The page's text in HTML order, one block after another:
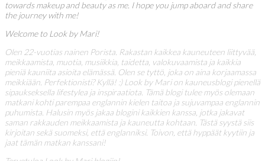
towards makeup and beauty as me. I hope you jump aboard and share
the journey with me!
Welcome to Look by Mari!
Olen 22-vuotias nainen Porista. Rakastan kaikkea kauneuteen liittyvää,
meikkaamista, muotia, musiikkia, taidetta, valokuvaamista ja kaikkia
pieniä kauniita asioita elämässä. Olen se tyttö, joka on aina korjaamassa
meikkiään. Perfektionisti? Kyllä! :) Look by Mari on kauneusblogi pienellä
sipaukseksella lifestylea ja inspiraatiota. Tämä blogi tulee myös olemaan
matkani kohti parempaa englannin kielen taitoa ja sujuvampaa englannin
puhumista. Halusin myös jakaa blogini kaikkien kanssa, jotka jakavat
saman rakkauden meikkaamista ja kauneutta kohtaan. Tästä syystä siis
kirjoitan sekä suomeksi, että englanniksi. Toivon, että hyppäät kyytiin ja
jaat tämän matkan kanssani!